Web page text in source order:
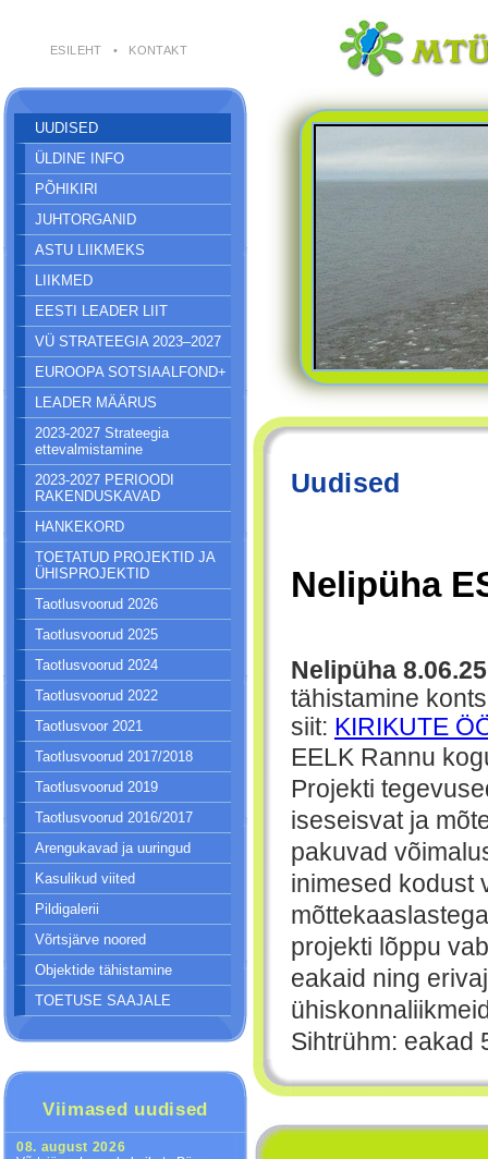
ESILEHT • KONTAKT
UUDISED
ÜLDINE INFO
PÕHIKIRI
JUHTORGANID
ASTU LIIKMEKS
LIIKMED
EESTI LEADER LIIT
VÜ STRATEEGIA 2023–2027
EUROOPA SOTSIAALFOND+
LEADER MÄÄRUS
2023-2027 Strateegia
ettevalmistamine
2023-2027 PERIOODI
RAKENDUSKAVAD
HANKEKORD
TOETATUD PROJEKTID JA
ÜHISPROJEKTID
Taotlusvoorud 2026
Taotlusvoorud 2025
Taotlusvoorud 2024
Taotlusvoorud 2022
Taotlusvoor 2021
Taotlusvoorud 2017/2018
Taotlusvoorud 2019
Taotlusvoorud 2016/2017
Arengukavad ja uuringud
Kasulikud viited
Pildigalerii
Võrtsjärve noored
Objektide tähistamine
TOETUSE SAAJALE
Viimased uudised
08. august 2026
Uudised
Nelipüha
Nelipüha 8.06.25
tähistamine
siit: KIRIKUTE
EELK Rannu
Projekti
iseseisvat ja
pakuvad
inimesed kodust
projekti lõppu
eakaid ning
Sihtrühm: eakad